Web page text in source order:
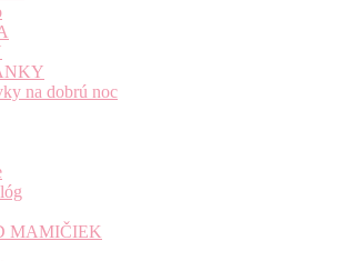
na dobrú noc
MAMIČIEK